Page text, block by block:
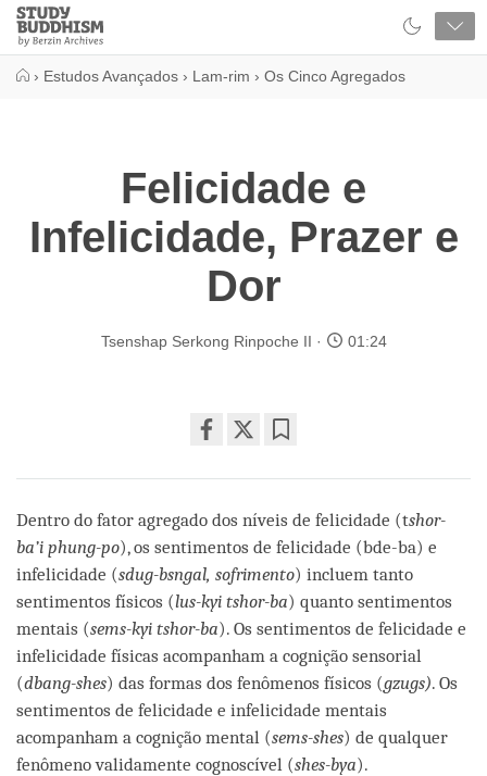
Close
Study
Buddhism
› Estudos Avançados › Lam-rim › Os Cinco Agregados
Felicidade e
Infelicidade, Prazer e
Dor
Tsenshap Serkong Rinpoche II 01:24
on
facebook
Dentro do fator agregado dos níveis de felicidade (tshor-
ba’i phung-po), os sentimentos de felicidade (bde-ba) e
infelicidade (sdug-bsngal, sofrimento) incluem tanto
sentimentos físicos (lus-kyi tshor-ba) quanto sentimentos
mentais (sems-kyi tshor-ba). Os sentimentos de felicidade e
infelicidade físicas acompanham a cognição sensorial
(dbang-shes) das formas dos fenômenos físicos (gzugs). Os
sentimentos de felicidade e infelicidade mentais
acompanham a cognição mental (sems-shes) de qualquer
fenômeno validamente cognoscível (shes-bya).